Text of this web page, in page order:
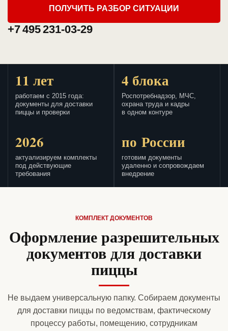
ПОЛУЧИТЬ РАЗБОР СИТУАЦИИ
+7 495 231-03-29
11 лет
работаем с 2015 года:
документы для доставки
пиццы и проверки
4 блока
Роспотребнадзор, МЧС,
охрана труда и кадры
в одном контуре
2026
актуализируем комплекты
под действующие
требования
по России
готовим документы
удаленно и сопровождаем
внедрение
КОМПЛЕКТ ДОКУМЕНТОВ
Оформление разрешительных
документов для доставки
пиццы
Не выдаем универсальную папку. Собираем документы
для доставки пиццы по ведомствам, фактическому
процессу работы, помещению, сотрудникам